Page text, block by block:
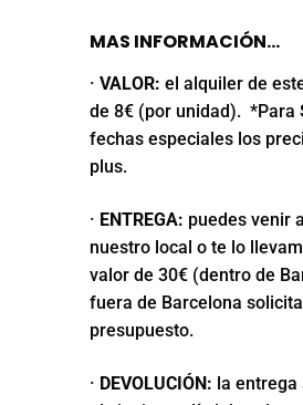
MAS INFORMACIÓN…
· VALOR: el alquiler de
de 8€ (por unidad). *Para
fechas especiales los
plus.
· ENTREGA: puedes venir
nuestro local o te lo
valor de 30€ (dentro de
fuera de Barcelona
presupuesto.
· DEVOLUCIÓN: la